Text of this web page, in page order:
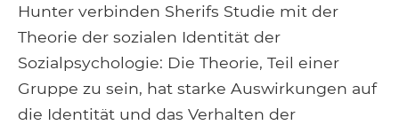
Hunter verbinden Sherifs Studie mit der
Theorie der sozialen Identität der
Sozialpsychologie: Die Theorie, Teil einer
Gruppe zu sein, hat starke Auswirkungen auf
die Identität und das Verhalten der